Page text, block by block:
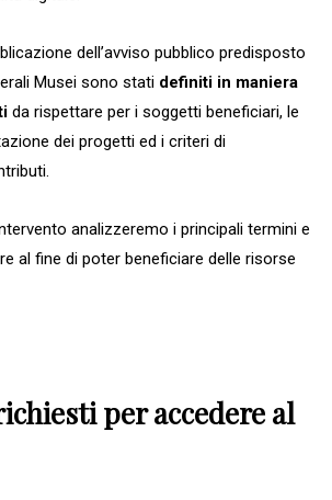
dell’avviso pubblico predisposto
Musei sono stati definiti in maniera
da rispettare per i soggetti beneficiari, le
dei progetti ed i criteri di
analizzeremo i principali termini e
al fine di poter beneficiare delle risorse
per accedere al